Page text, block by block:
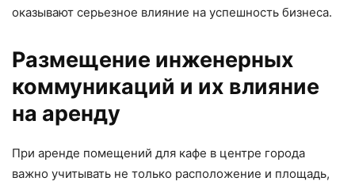
оказывают серьезное влияние на успешность бизнеса.
Размещение инженерных
коммуникаций и их влияние
на аренду
При аренде помещений для кафе в центре города
важно учитывать не только расположение и площадь,